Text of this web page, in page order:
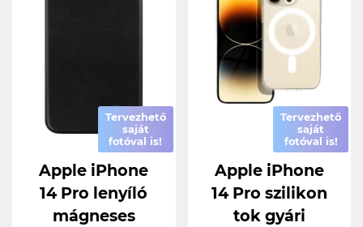
Tervezhető
saját
fotóval is!
Apple iPhone
14 Pro lenyíló
mágneses
Tervezhető
saját
fotóval is!
Apple iPhone
14 Pro szilikon
tok gyári